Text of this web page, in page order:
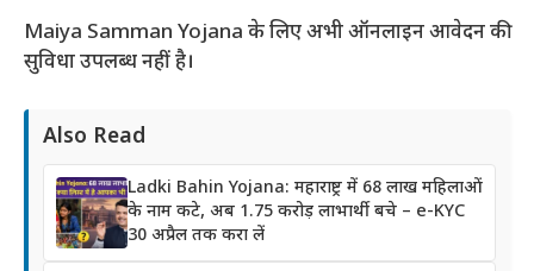
Maiya Samman Yojana के लिए अभी ऑनलाइन आवेदन की
सुविधा उपलब्ध नहीं है।
Also Read
Ladki Bahin Yojana: महाराष्ट्र में 68 लाख महिलाओं
के नाम कटे, अब 1.75 करोड़ लाभार्थी बचे – e-KYC
30 अप्रैल तक करा लें